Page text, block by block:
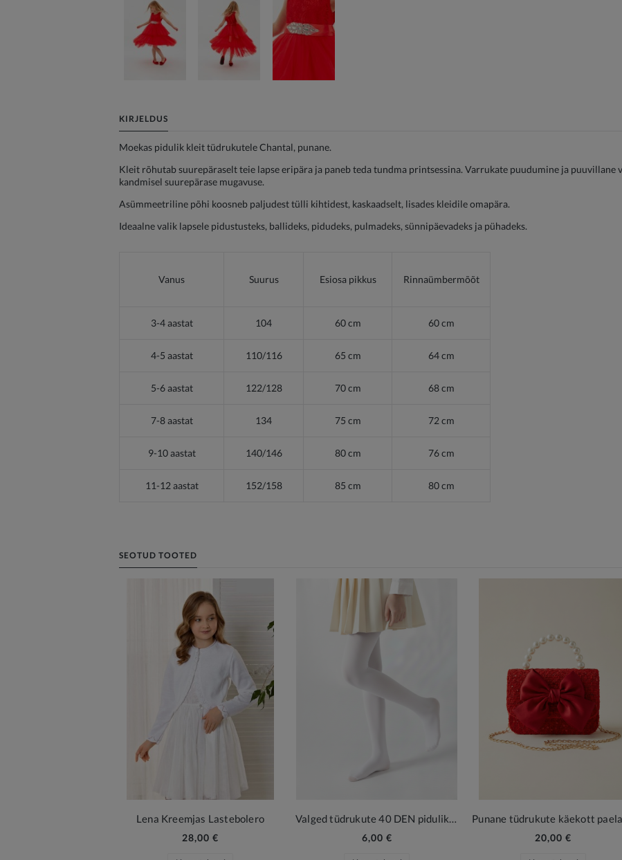
KIRJELDUS
Moekas pidulik kleit tüdrukutele Chantal, punane.
Kleit rõhutab suurepäraselt teie lapse eripära ja paneb teda tundma printsessina. Varrukate puudumine ja puuvillane
kandmisel suurepärase mugavuse.
Asümmeetriline põhi koosneb paljudest tülli kihtidest, kaskaadselt, lisades kleidile omapära.
Ideaalne valik lapsele pidustusteks, ballideks, pidudeks, pulmadeks, sünnipäevadeks ja pühadeks.
Vanus Suurus Esiosa pikkus Rinnaümbermõõt
3-4 aastat 104 60 cm 60 cm
4-5 aastat 110/116 65 cm 64 cm
5-6 aastat 122/128 70 cm 68 cm
7-8 aastat 134 75 cm 72 cm
9-10 aastat 140/146 80 cm 76 cm
11-12 aastat 152/158 85 cm 80 cm
SEOTUD TOOTED
Lena Kreemjas Lastebolero
28,00 € 6,00 €
Punane tüdrukute käekott
20,00 €